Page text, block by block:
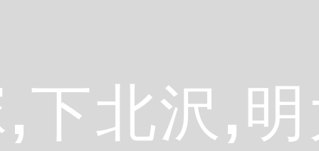
下北沢,